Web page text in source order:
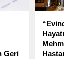
Geri